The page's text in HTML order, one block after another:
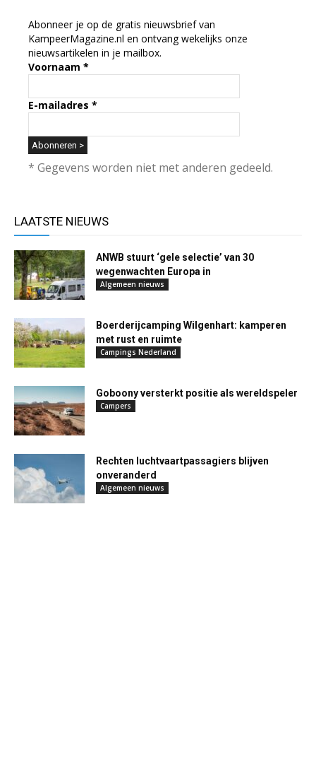
Abonneer je op de gratis nieuwsbrief van
KampeerMagazine.nl en ontvang wekelijks onze
nieuwsartikelen in je mailbox.
Voornaam *
E-mailadres *
* Gegevens worden niet met anderen gedeeld.
LAATSTE NIEUWS
ANWB stuurt ‘gele selectie’ van 30
wegenwachten Europa in
Algemeen nieuws
Boerderijcamping Wilgenhart: kamperen
met rust en ruimte
Campings Nederland
Goboony versterkt positie als wereldspeler
Campers
Rechten luchtvaartpassagiers blijven
onveranderd
Algemeen nieuws